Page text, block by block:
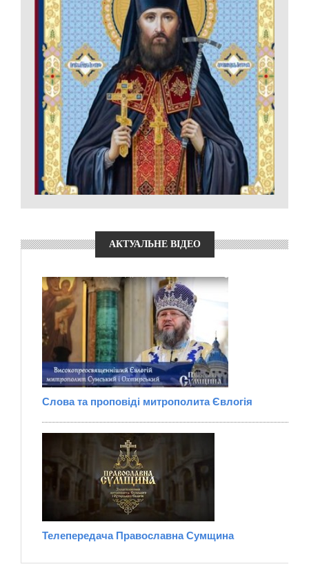
АКТУАЛЬНЕ ВІДЕО
Слова та проповіді митрополита Євлогія
Телепередача Православна Сумщина